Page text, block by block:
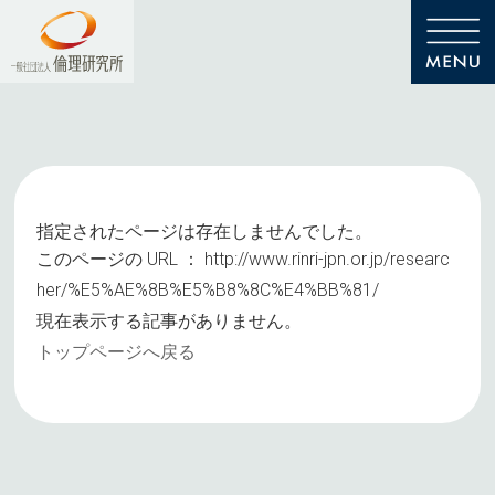
指定されたページは存在しませんでした。
このページの URL ： http://www.rinri-jpn.or.jp/researc
her/%E5%AE%8B%E5%B8%8C%E4%BB%81/
現在表示する記事がありません。
トップページへ戻る